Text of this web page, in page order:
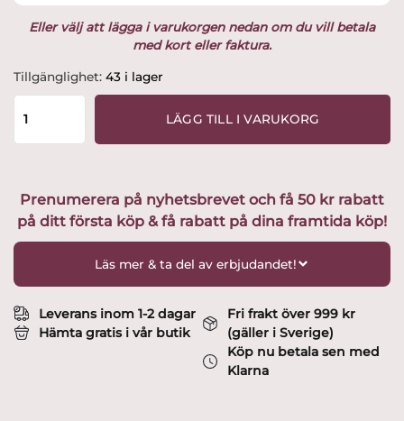
Eller välj att lägga i varukorgen nedan om du vill betala
med kort eller faktura.
Tillgänglighet: 43 i lager
Proficient
Kolstålspanna
Ø28
blacksteel
LÄGG TILL I VARUKORG
Prenumerera på nyhetsbrevet och få 50 kr rabatt
på ditt första köp & få rabatt på dina framtida köp!
Läs mer & ta del av erbjudandet!
Leverans inom 1-2 dagar
Hämta gratis i vår butik
Fri frakt över 999 kr
(gäller i Sverige)
Köp nu betala sen med
Klarna